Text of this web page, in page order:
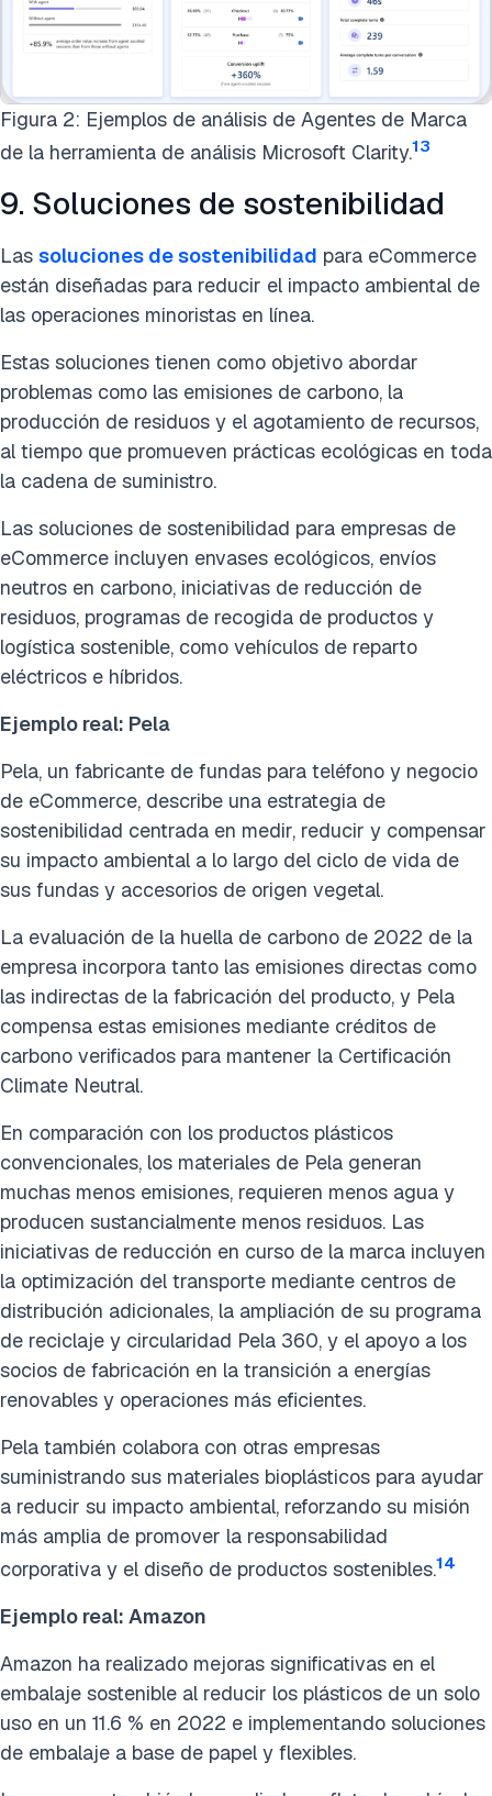
Figura 2: Ejemplos de análisis de Agentes de Marca
de la herramienta de análisis Microsoft Clarity.13
9. Soluciones de sostenibilidad
Las soluciones de sostenibilidad para eCommerce
están diseñadas para reducir el impacto ambiental de
las operaciones minoristas en línea.
Estas soluciones tienen como objetivo abordar
problemas como las emisiones de carbono, la
producción de residuos y el agotamiento de recursos,
al tiempo que promueven prácticas ecológicas en toda
la cadena de suministro.
Las soluciones de sostenibilidad para empresas de
eCommerce incluyen envases ecológicos, envíos
neutros en carbono, iniciativas de reducción de
residuos, programas de recogida de productos y
logística sostenible, como vehículos de reparto
eléctricos e híbridos.
Ejemplo real: Pela
Pela, un fabricante de fundas para teléfono y negocio
de eCommerce, describe una estrategia de
sostenibilidad centrada en medir, reducir y compensar
su impacto ambiental a lo largo del ciclo de vida de
sus fundas y accesorios de origen vegetal.
La evaluación de la huella de carbono de 2022 de la
empresa incorpora tanto las emisiones directas como
las indirectas de la fabricación del producto, y Pela
compensa estas emisiones mediante créditos de
carbono verificados para mantener la Certificación
Climate Neutral.
En comparación con los productos plásticos
convencionales, los materiales de Pela generan
muchas menos emisiones, requieren menos agua y
producen sustancialmente menos residuos. Las
iniciativas de reducción en curso de la marca incluyen
la optimización del transporte mediante centros de
distribución adicionales, la ampliación de su programa
de reciclaje y circularidad Pela 360, y el apoyo a los
socios de fabricación en la transición a energías
renovables y operaciones más eficientes.
Pela también colabora con otras empresas
suministrando sus materiales bioplásticos para ayudar
a reducir su impacto ambiental, reforzando su misión
más amplia de promover la responsabilidad
corporativa y el diseño de productos sostenibles.14
Ejemplo real: Amazon
Amazon ha realizado mejoras significativas en el
embalaje sostenible al reducir los plásticos de un solo
uso en un 11.6 % en 2022 e implementando soluciones
de embalaje a base de papel y flexibles.